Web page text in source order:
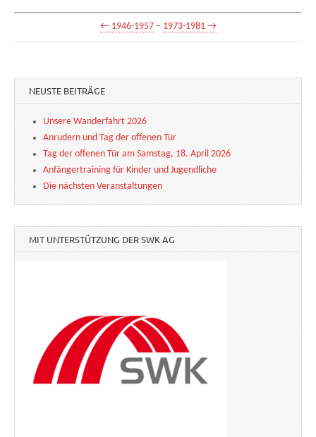
← 1946-1957– 1973-1981 →
NEUSTE BEITRÄGE
Unsere Wanderfahrt 2026
Anrudern und Tag der offenen Tür
Tag der offenen Tür am Samstag, 18. April 2026
Anfängertraining für Kinder und Jugendliche
Die nächsten Veranstaltungen
MIT UNTERSTÜTZUNG DER SWK AG